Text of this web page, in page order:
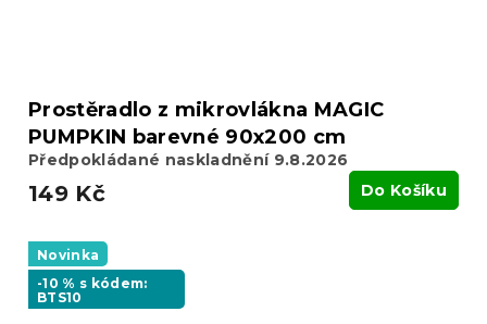
Prostěradlo z mikrovlákna MAGIC
PUMPKIN barevné 90x200 cm
Předpokládané naskladnění 9.8.2026
149 Kč Do Košíku
Novinka
-10 % s kódem:
BTS10